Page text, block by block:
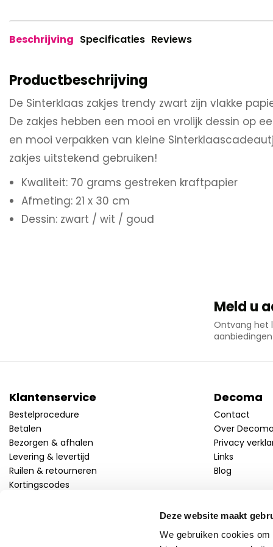
Deze website maakt
We gebruiken cookies
Beschrijving Specificaties Reviews
Productbeschrijving
De Sinterklaas zakjes trendy zwart zijn vlakke
De zakjes hebben een mooi en vrolijk dessin op
en mooi verpakken van kleine
zakjes uitstekend gebruiken!
Kwaliteit: 70 grams gestreken kraftpapier
Afmeting: 21 x 30 cm
Dessin: zwart / wit / goud
Meld u
Ontvang het
aanbiedingen
Klantenservice
Bestelprocedure
Betalen
Bezorgen & afhalen
Levering & levertijd
Ruilen & retourneren
Kortingscodes
Decoma
Contact
Over
Privacy
Links
Blog